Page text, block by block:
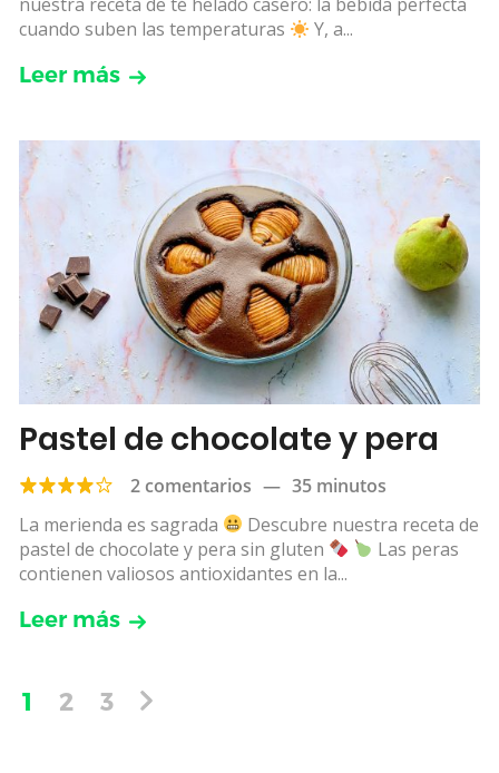
cuando suben las temperaturas
Y, a...
Leer más
Pastel de chocolate y pera
2 comentarios — 35 minutos
La merienda es sagrada
Descubre nuestra receta de
pastel de chocolate y pera sin gluten
Las peras
contienen valiosos antioxidantes en la...
Leer más
1 2 3